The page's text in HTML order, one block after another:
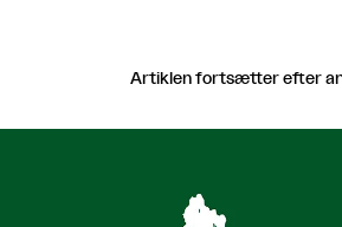
Artiklen fortsætter efter